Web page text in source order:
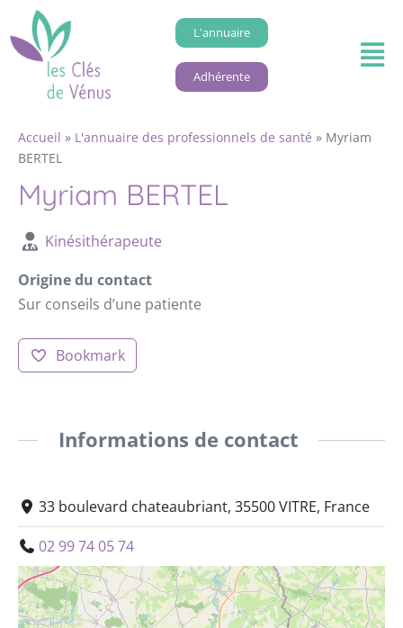
L'annuaire
Adhérente
Accueil » L'annuaire des professionnels de santé » Myriam
BERTEL
Myriam BERTEL
Kinésithérapeute
Origine du contact
Sur conseils d’une patiente
Bookmark
Informations de contact
33 boulevard chateaubriant, 35500 VITRE, France
02 99 74 05 74